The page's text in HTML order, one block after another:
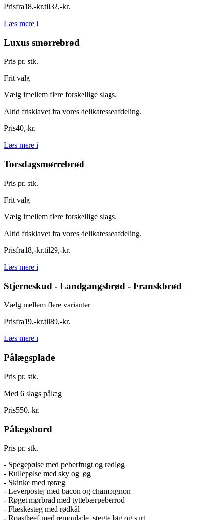
Prisfra18,-kr.til32,-kr.
Læs mere i
Luxus smørrebrød
Pris pr. stk.
Frit valg
Vælg imellem flere forskellige slags.
Altid frisklavet fra vores delikatesseafdeling.
Pris40,-kr.
Læs mere i
Torsdagsmørrebrød
Pris pr. stk.
Frit valg
Vælg imellem flere forskellige slags.
Altid frisklavet fra vores delikatesseafdeling.
Prisfra18,-kr.til29,-kr.
Læs mere i
Stjerneskud - Landgangsbrød - Franskbrød
Vælg mellem flere varianter
Prisfra19,-kr.til89,-kr.
Læs mere i
Pålægsplade
Pris pr. stk.
Med 6 slags pålæg
Pris550,-kr.
Pålægsbord
Pris pr. stk.
- Spegepølse med peberfrugt og rødløg
- Rullepølse med sky og løg
- Skinke med røræg
- Leverpostej med bacon og champignon
- Røget mørbrad med tyttebærpeberrod
- Flæskesteg med rødkål
- Roastbeef med remoulade, stegte løg og surt